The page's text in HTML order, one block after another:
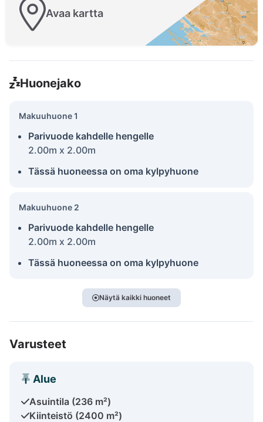
Avaa kartta
Huonejako
Makuuhuone 1
Parivuode kahdelle hengelle
2.00m x 2.00m
Tässä huoneessa on oma kylpyhuone
Makuuhuone 2
Parivuode kahdelle hengelle
2.00m x 2.00m
Tässä huoneessa on oma kylpyhuone
Näytä kaikki huoneet
Varusteet
Alue
Asuintila (236 m²)
Kiinteistö (2400 m²)